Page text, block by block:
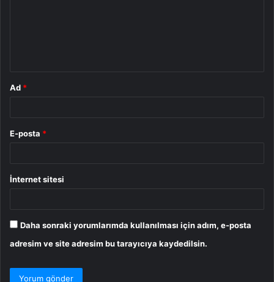
Ad *
E-posta *
İnternet sitesi
Daha sonraki yorumlarımda kullanılması için adım, e-posta
adresim ve site adresim bu tarayıcıya kaydedilsin.